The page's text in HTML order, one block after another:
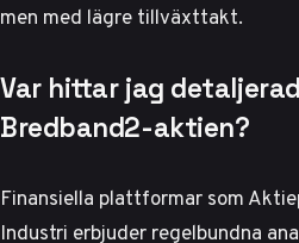
men med lägre tillväxttakt.
Var hittar jag
Bredband2-aktien?
Finansiella plattformar som
Industri erbjuder regelbundna